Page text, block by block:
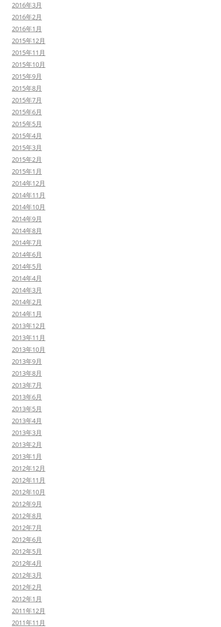
2016年3月
2016年2月
2016年1月
2015年12月
2015年11月
2015年10月
2015年9月
2015年8月
2015年7月
2015年6月
2015年5月
2015年4月
2015年3月
2015年2月
2015年1月
2014年12月
2014年11月
2014年10月
2014年9月
2014年8月
2014年7月
2014年6月
2014年5月
2014年4月
2014年3月
2014年2月
2014年1月
2013年12月
2013年11月
2013年10月
2013年9月
2013年8月
2013年7月
2013年6月
2013年5月
2013年4月
2013年3月
2013年2月
2013年1月
2012年12月
2012年11月
2012年10月
2012年9月
2012年8月
2012年7月
2012年6月
2012年5月
2012年4月
2012年3月
2012年2月
2012年1月
2011年12月
2011年11月